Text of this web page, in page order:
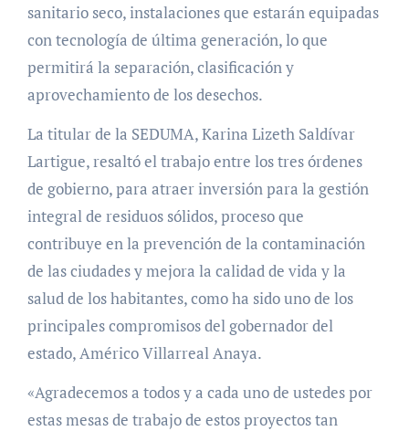
sanitario seco, instalaciones que estarán equipadas
con tecnología de última generación, lo que
permitirá la separación, clasificación y
aprovechamiento de los desechos.
La titular de la SEDUMA, Karina Lizeth Saldívar
Lartigue, resaltó el trabajo entre los tres órdenes
de gobierno, para atraer inversión para la gestión
integral de residuos sólidos, proceso que
contribuye en la prevención de la contaminación
de las ciudades y mejora la calidad de vida y la
salud de los habitantes, como ha sido uno de los
principales compromisos del gobernador del
estado, Américo Villarreal Anaya.
«Agradecemos a todos y a cada uno de ustedes por
estas mesas de trabajo de estos proyectos tan